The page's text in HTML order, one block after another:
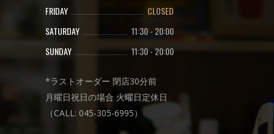
FRIDAY
CLOSED
SATURDAY
11:30- 20:00
SUNDAY
11:30-20:00
*ラストオーダー 閉店30分前
月曜日祝日の場合 火曜日定休日
（CALL: 045-305-6995）